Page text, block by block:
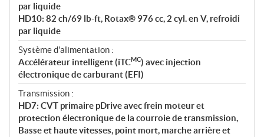
par liquide
HD10: 82 ch/69 lb-ft, Rotax® 976 cc, 2 cyl. en V, refroidi
par liquide
Système d'alimentation :
Accélérateur intelligent (iTCMC) avec injection
électronique de carburant (EFI)
Transmission :
HD7: CVT primaire pDrive avec frein moteur et
protection électronique de la courroie de transmission,
Basse et haute vitesses, point mort, marche arrière et